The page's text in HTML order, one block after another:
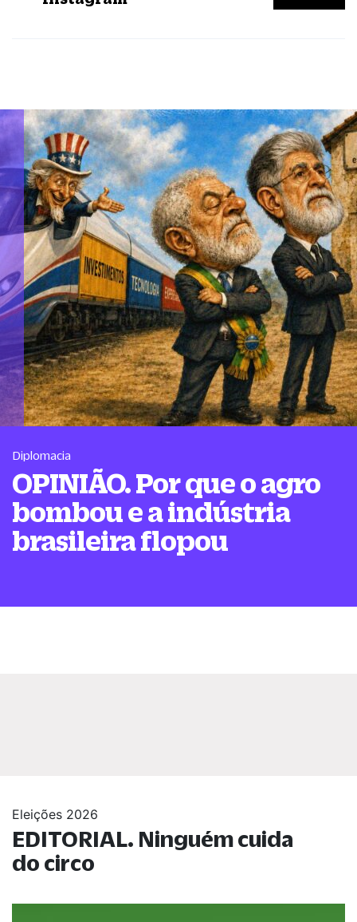
Diplomacia
OPINIÃO. Por que o agro
bombou e a indústria
brasileira flopou
Eleições 2026
EDITORIAL. Ninguém cuida
do circo